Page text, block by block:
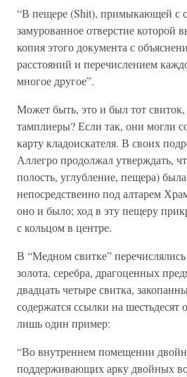
“В пещере (Shit), примыкающей с
замурованное отверстие которой
копия этого документа с
расстояний и перечислением
многое другое”.
Может быть, это и был тот
тамплиеры? Если так, они могли
карту кладоискателя. В своих
Аллегро продолжал утверждать,
полость, углубление, пещера)
непосредственно под алтарем
оно и было; ход в эту пещеру
с кольцом в центре.
В “Медном свитке”
золота, серебра, драгоценных
двадцать четыре свитка,
содержатся ссылки на
лишь один пример:
“Во внутреннем помещении
поддерживающих арку двойных